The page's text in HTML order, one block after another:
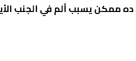
ده ممكن يسبب ألم في الجنب